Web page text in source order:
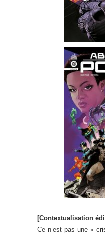
[Contextualisation
Ce n’est pas une «